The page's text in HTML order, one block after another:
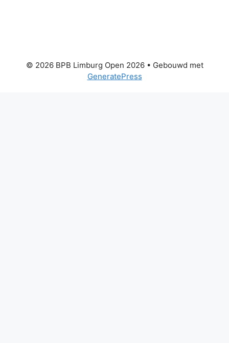
© 2026 BPB Limburg Open 2026• Gebouwd met
GeneratePress